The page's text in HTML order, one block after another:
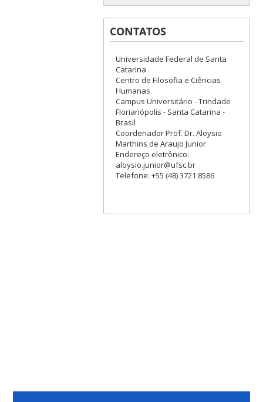
CONTATOS
Universidade Federal de Santa
Catarina
Centro de Filosofia e Ciências
Humanas
Campus Universitário - Trindade
Florianópolis - Santa Catarina -
Brasil
Coordenador Prof. Dr. Aloysio
Marthins de Araujo Junior
Endereço eletrônico:
aloysio.junior@ufsc.br
Telefone: +55 (48) 3721 8586